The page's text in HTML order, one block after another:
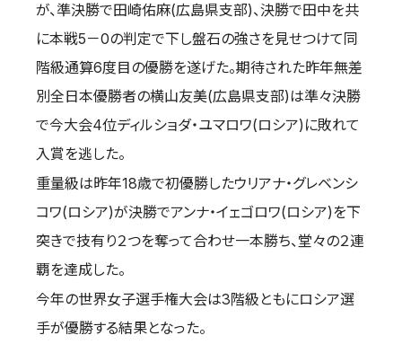
取材のお申し込み
よくある質問
本サイトについて
プライバシーポリシー
日本語
English
が、準決勝で田崎佑麻(広島県支部)、決勝で田中を共
に本戦5－0の判定で下し盤石の強さを見せつけて同
階級通算6度目の優勝を遂げた。期待された昨年無差
別全日本優勝者の横山友美(広島県支部)は準々決勝
で今大会4位ディルショダ・ユマロワ(ロシア)に敗れて
入賞を逃した。
重量級は昨年18歳で初優勝したウリアナ・グレベンシ
コワ(ロシア)が決勝でアンナ・イェゴロワ(ロシア)を下
突きで技有り２つを奪って合わせ一本勝ち、堂々の２連
覇を達成した。
今年の世界女子選手権大会は3階級ともにロシア選
手が優勝する結果となった。